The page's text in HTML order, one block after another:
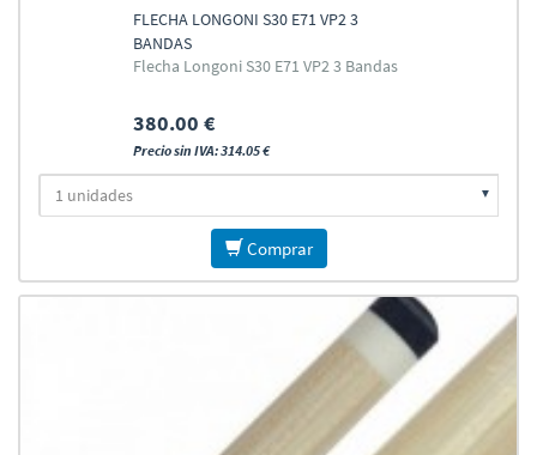
FLECHA LONGONI S30 E71 VP2 3
BANDAS
Flecha Longoni S30 E71 VP2 3 Bandas
380.00 €
Precio sin IVA: 314.05 €
Comprar